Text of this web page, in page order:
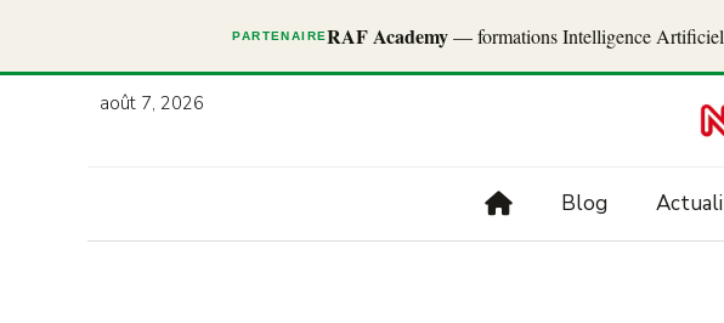
PARTENAIRERAF Academy— formations Intelligence
août 7, 2026
Blog